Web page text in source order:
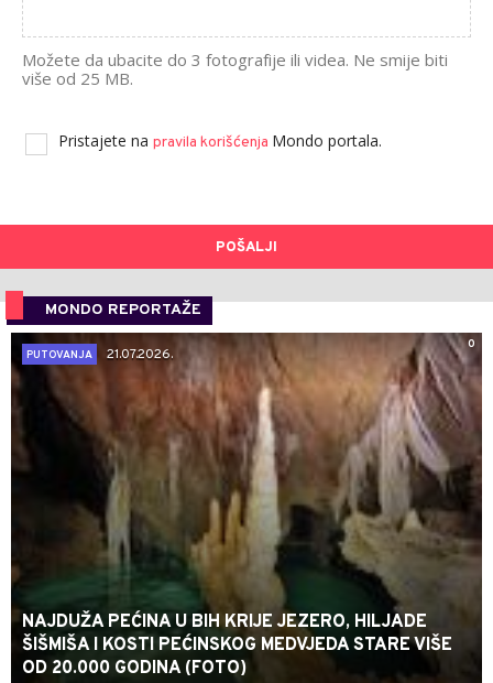
Možete da ubacite do 3 fotografije ili videa. Ne smije biti
više od 25 MB.
Pristajete na pravila korišćenja Mondo portala.
POŠALJI
MONDO REPORTAŽE
0
PUTOVANJA
21.07.2026.
NAJDUŽA PEĆINA U BIH KRIJE JEZERO, HILJADE
ŠIŠMIŠA I KOSTI PEĆINSKOG MEDVJEDA STARE VIŠE
OD 20.000 GODINA (FOTO)